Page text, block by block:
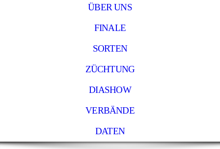
ÜBER UNS
FINALE
SORTEN
ZÜCHTUNG
DIASHOW
VERBÄNDE
DATEN